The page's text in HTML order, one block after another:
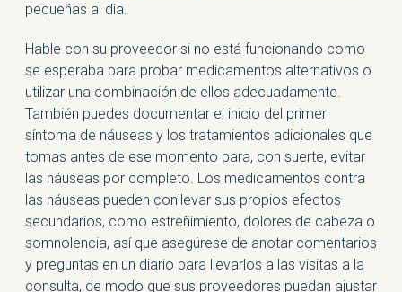
pequeñas al día.
Hable con su proveedor si no está funcionando como
se esperaba para probar medicamentos alternativos o
utilizar una combinación de ellos adecuadamente.
También puedes documentar el inicio del primer
síntoma de náuseas y los tratamientos adicionales que
tomas antes de ese momento para, con suerte, evitar
las náuseas por completo. Los medicamentos contra
las náuseas pueden conllevar sus propios efectos
secundarios, como estreñimiento, dolores de cabeza o
somnolencia, así que asegúrese de anotar comentarios
y preguntas en un diario para llevarlos a las visitas a la
consulta, de modo que sus proveedores puedan ajustar